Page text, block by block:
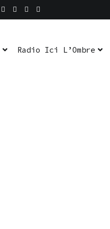
Radio Ici L’Ombre